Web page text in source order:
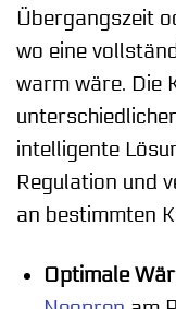
Übergangszeit
wo eine
warm wäre. Die
intelligente
Regulation und
an bestimmten
Optimale